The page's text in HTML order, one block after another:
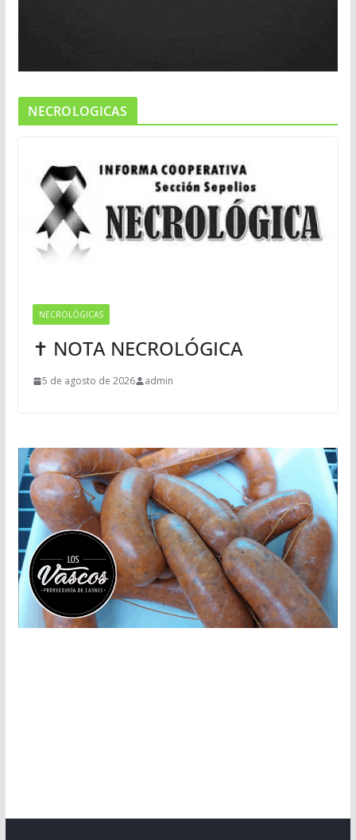
NECROLOGICAS
NECROLÓGICAS
✝ NOTA NECROLÓGICA
5 de agosto de 2026 admin